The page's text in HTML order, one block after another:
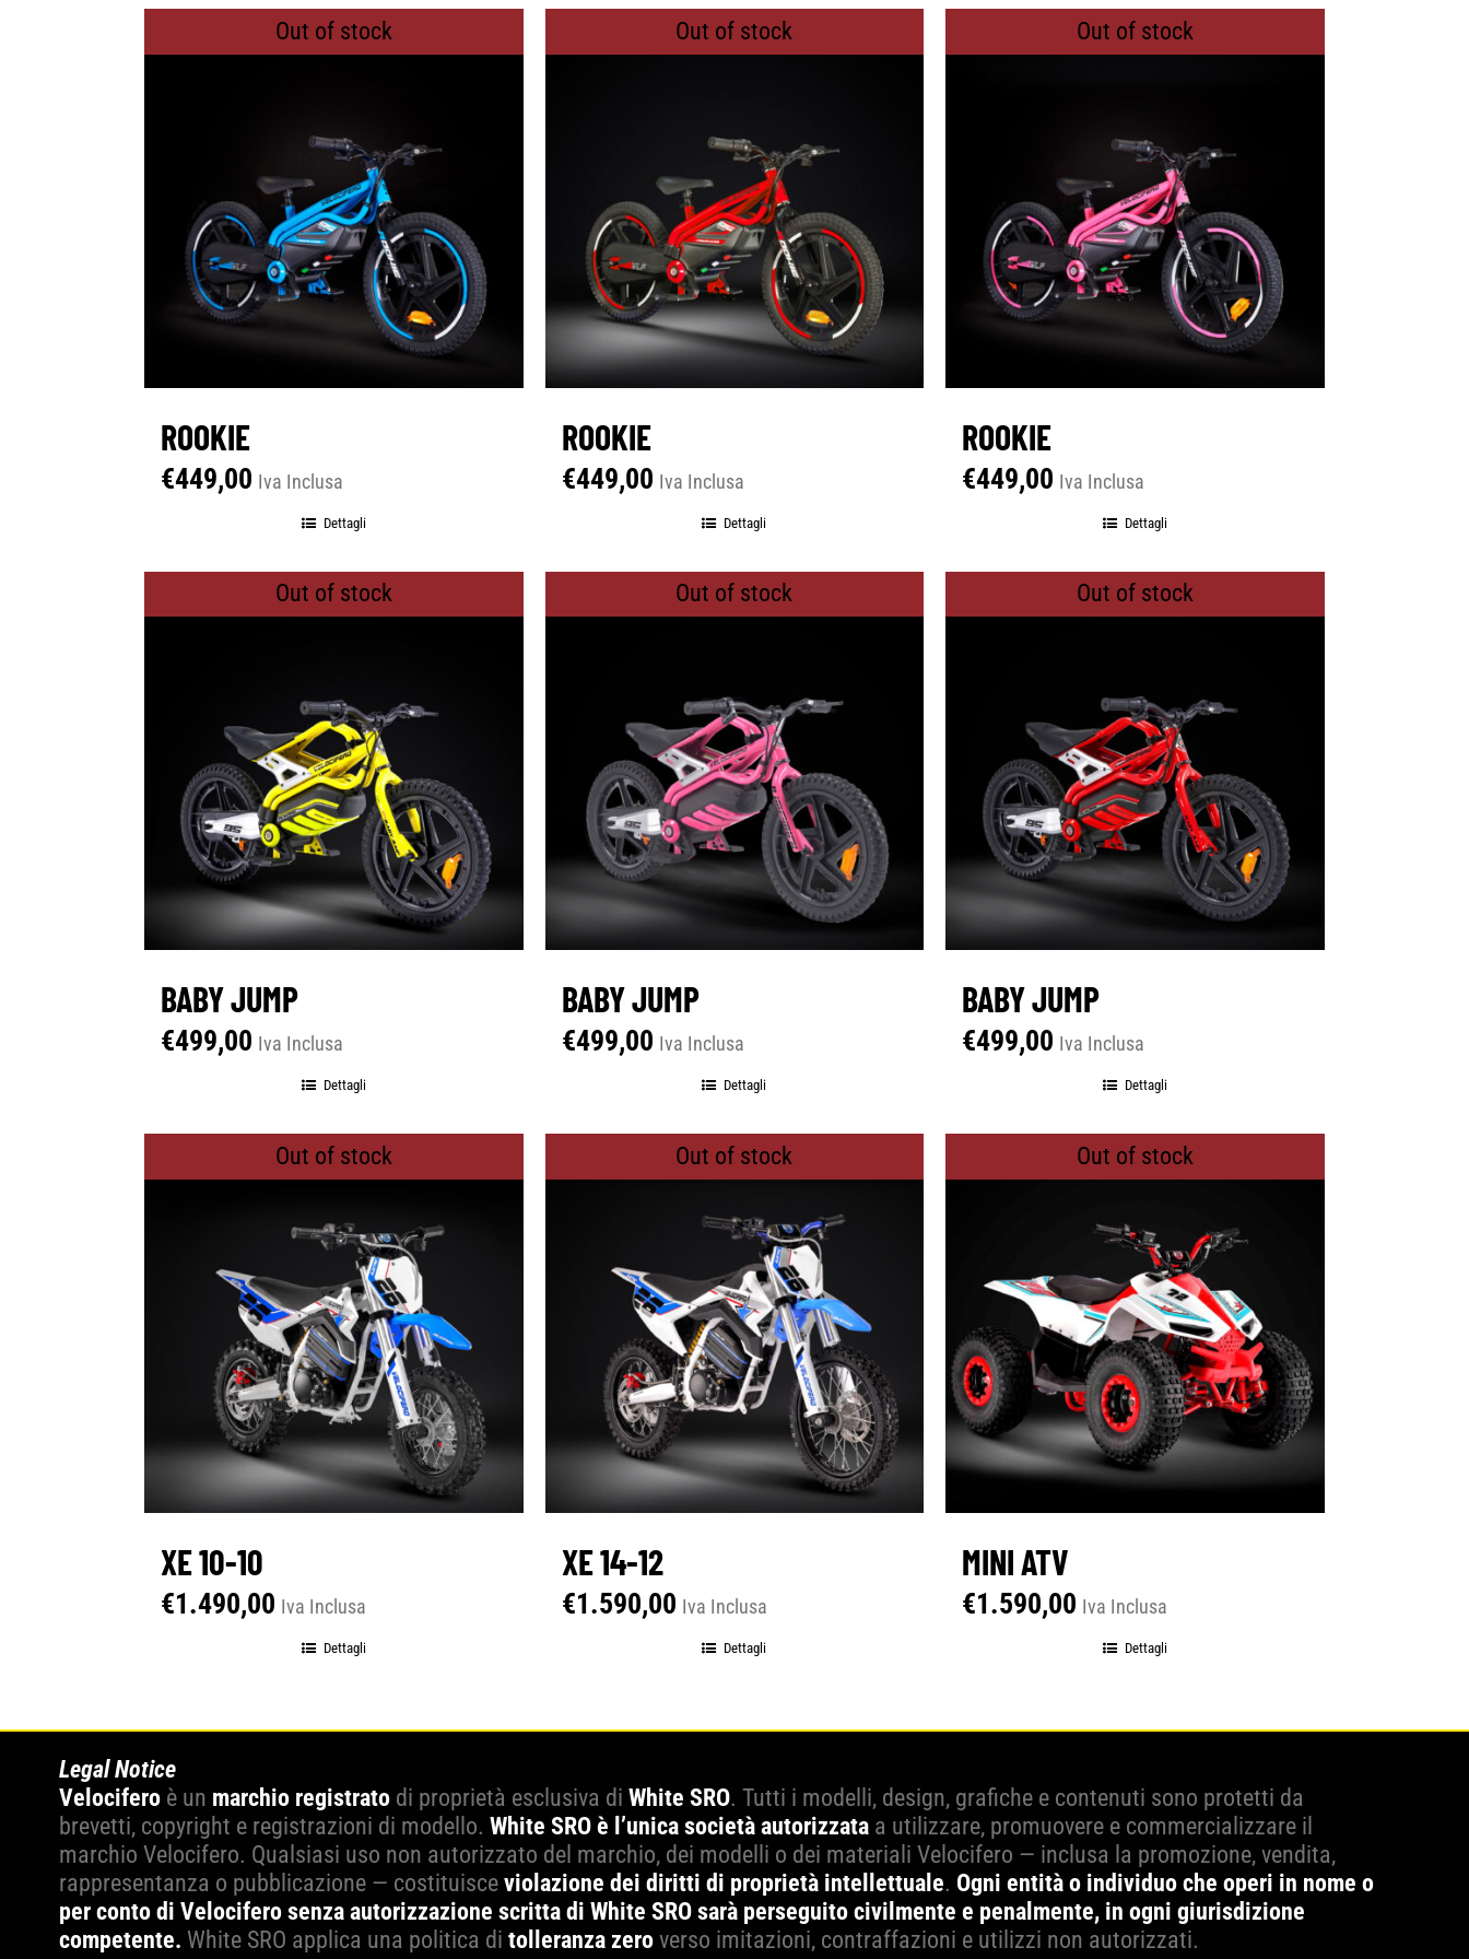
Out of stock
ROOKIE
€449,00 Iva Inclusa
Dettagli
Out of stock
ROOKIE
€449,00 Iva Inclusa
Dettagli
Out of stock
ROOKIE
€449,00 Iva Inclusa
Dettagli
Out of stock
BABY JUMP
€499,00 Iva Inclusa
Dettagli
Out of stock
BABY JUMP
€499,00 Iva Inclusa
Dettagli
Out of stock
BABY JUMP
€499,00 Iva Inclusa
Dettagli
Out of stock
XE 10-10
€1.490,00 Iva Inclusa
Dettagli
Out of stock
XE 14-12
€1.590,00 Iva Inclusa
Dettagli
Out of stock
MINI ATV
€1.590,00 Iva Inclusa
Dettagli
Legal Notice
Velocifero è un marchio registrato di proprietà esclusiva di White SRO. Tutti i modelli, design, grafiche e contenuti sono protetti da
brevetti, copyright e registrazioni di modello. White SRO è l’unica società autorizzataa utilizzare, promuovere e commercializzare il
marchio Velocifero. Qualsiasi uso non autorizzato del marchio, dei modelli o dei materiali Velocifero — inclusa la promozione, vendita,
rappresentanza o pubblicazione — costituisce violazione dei diritti di proprietà intellettuale. Ogni entità o individuo che operi in nome o
per conto di Velocifero senza autorizzazione scritta di White SRO sarà perseguito civilmente e penalmente, in ogni giurisdizione
competente. White SRO applica una politica di tolleranza zero verso imitazioni, contraffazioni e utilizzi non autorizzati.